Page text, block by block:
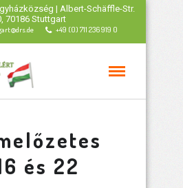
| Albert-Schäffle-Str.
70186 Stuttgart
+49 (0) 711 236 919 0
és 22